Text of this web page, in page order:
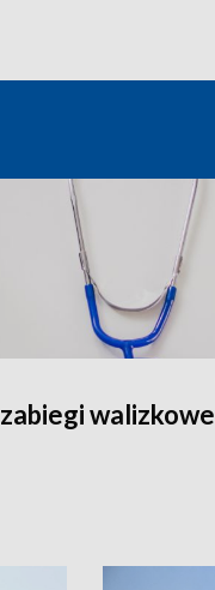
walizkowe